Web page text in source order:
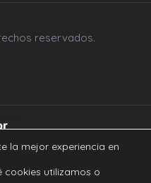
reservados.
la mejor experiencia en
cookies utilizamos o